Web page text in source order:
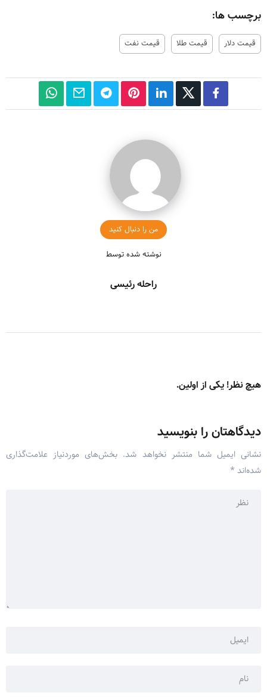
برچسب ها:
قیمت دلار قیمت طلا قیمت نفت
من را دنبال کنید
نوشته شده توسط
راحله رئیسی
هیچ نظر! یکی از اولین.
دیدگاهتان را بنویسید
نشانی ایمیل شما منتشر نخواهد شد. بخش‌های موردنیاز علامت‌گذاری
شده‌اند *